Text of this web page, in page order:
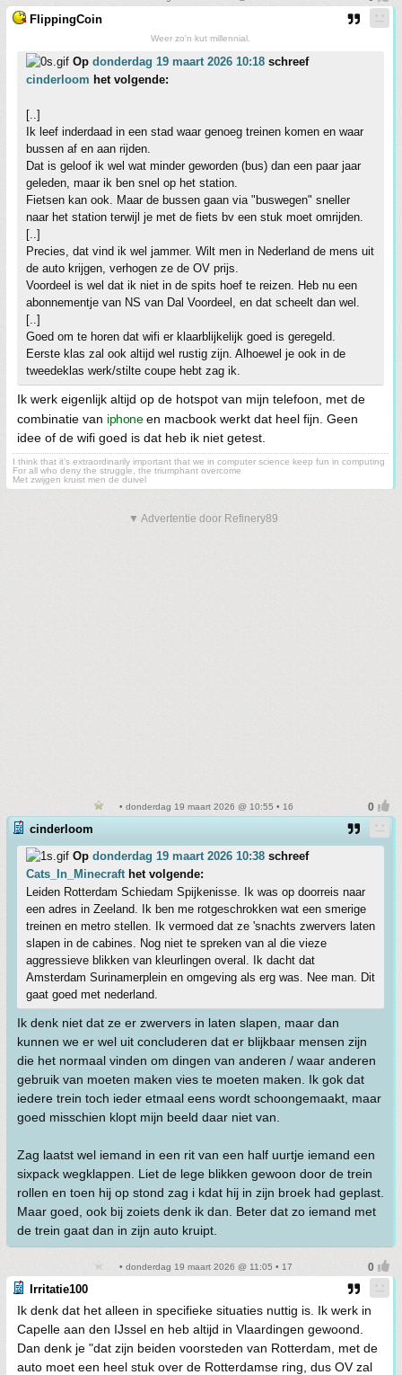
FlippingCoin
Weer zo'n kut millennial.
Op donderdag 19 maart 2026 10:18 schreef
cinderloom het volgende:
[..]
Ik leef inderdaad in een stad waar genoeg treinen komen en waar
bussen af en aan rijden.
Dat is geloof ik wel wat minder geworden (bus) dan een paar jaar
geleden, maar ik ben snel op het station.
Fietsen kan ook. Maar de bussen gaan via "buswegen" sneller
naar het station terwijl je met de fiets bv een stuk moet omrijden.
[..]
Precies, dat vind ik wel jammer. Wilt men in Nederland de mens uit
de auto krijgen, verhogen ze de OV prijs.
Voordeel is wel dat ik niet in de spits hoef te reizen. Heb nu een
abonnementje van NS van Dal Voordeel, en dat scheelt dan wel.
[..]
Goed om te horen dat wifi er klaarblijkelijk goed is geregeld.
Eerste klas zal ook altijd wel rustig zijn. Alhoewel je ook in de
tweedeklas werk/stilte coupe hebt zag ik.
Ik werk eigenlijk altijd op de hotspot van mijn telefoon, met de
combinatie van iphoneen macbook werkt dat heel fijn. Geen
idee of de wifi goed is dat heb ik niet getest.
I think that it’s extraordinarily important that we in computer science keep fun in computing
For all who deny the struggle, the triumphant overcome
Met zwijgen kruist men de duivel
▼ Advertentie door Refinery89
• donderdag 19 maart 2026 @ 10:55 • 16
cinderloom
Op donderdag 19 maart 2026 10:38 schreef
Cats_In_Minecrafthet volgende:
Leiden Rotterdam Schiedam Spijkenisse. Ik was op doorreis naar
een adres in Zeeland. Ik ben me rotgeschrokken wat een smerige
treinen en metro stellen. Ik vermoed dat ze 'snachts zwervers laten
slapen in de cabines. Nog niet te spreken van al die vieze
aggressieve blikken van kleurlingen overal. Ik dacht dat
Amsterdam Surinamerplein en omgeving als erg was. Nee man. Dit
gaat goed met nederland.
Ik denk niet dat ze er zwervers in laten slapen, maar dan
kunnen we er wel uit concluderen dat er blijkbaar mensen zijn
die het normaal vinden om dingen van anderen / waar anderen
gebruik van moeten maken vies te moeten maken. Ik gok dat
iedere trein toch ieder etmaal eens wordt schoongemaakt, maar
goed misschien klopt mijn beeld daar niet van.
Zag laatst wel iemand in een rit van een half uurtje iemand een
sixpack wegklappen. Liet de lege blikken gewoon door de trein
rollen en toen hij op stond zag i kdat hij in zijn broek had geplast.
Maar goed, ook bij zoiets denk ik dan. Beter dat zo iemand met
de trein gaat dan in zijn auto kruipt.
• donderdag 19 maart 2026 @ 11:05 • 17
Irritatie100
Ik denk dat het alleen in specifieke situaties nuttig is. Ik werk in
Capelle aan den IJssel en heb altijd in Vlaardingen gewoond.
Dan denk je "dat zijn beiden voorsteden van Rotterdam, met de
auto moet een heel stuk over de Rotterdamse ring, dus OV zal